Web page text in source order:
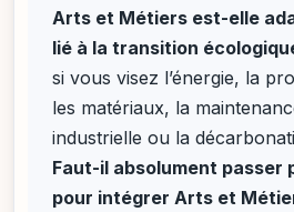
Arts et Métiers est-elle
lié à la transition
si vous visez l’énergie, la
les matériaux, la
industrielle ou la
Faut-il absolument passer
pour intégrer Arts et